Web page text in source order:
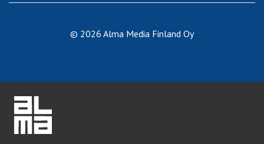
© 2026 Alma Media Finland Oy